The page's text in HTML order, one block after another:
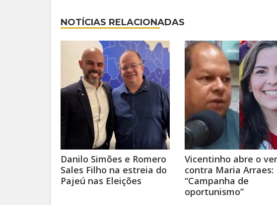
NOTÍCIAS RELACIONADAS
Danilo Simões e Romero
Sales Filho na estreia do
Pajeú nas Eleições
Vicentinho abre o
contra Maria Arraes:
“Campanha de
oportunismo”